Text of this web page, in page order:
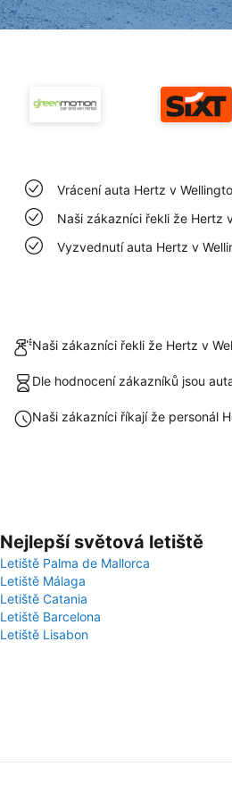
Vrácení auta Hertz v
Naši zákazníci řekli že Hertz
Vyzvednutí auta Hertz v
Naši zákazníci řekli že Hertz v
Dle hodnocení zákazníků jsou
Naši zákazníci říkají že personál
Nejlepší světová letiště
Letiště Palma de Mallorca
Letiště Málaga
Letiště Catania
Letiště Barcelona
Letiště Lisabon